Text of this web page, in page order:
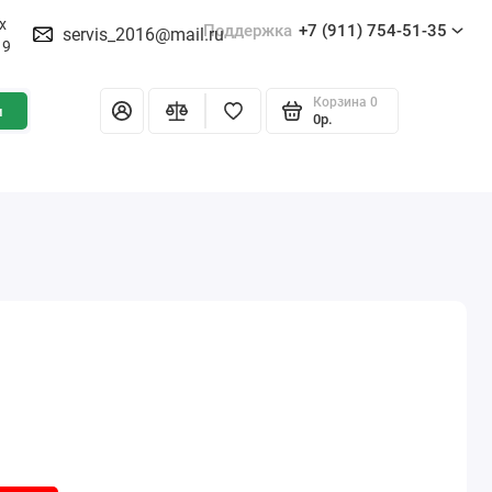
servis_2016@mail.ruПоддержка +7 (911) 754-51-35
Корзина 0
0р.